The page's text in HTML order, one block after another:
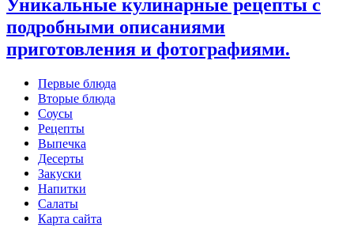
Уникальные кулинарные рецепты с
подробными описаниями
приготовления и фотографиями.
Первые блюда
Вторые блюда
Соусы
Рецепты
Выпечка
Десерты
Закуски
Напитки
Салаты
Карта сайта